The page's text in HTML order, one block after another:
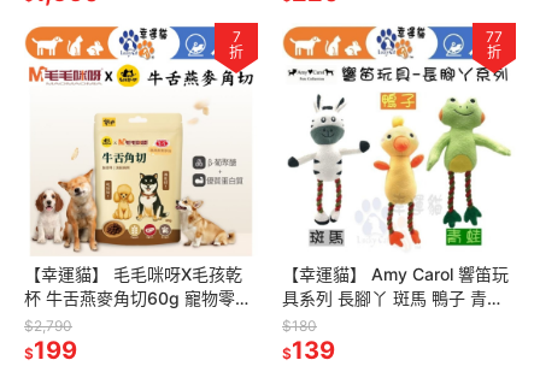
7
折
【幸運貓】 毛毛咪呀X毛孩乾
杯 牛舌燕麥角切60g 寵物零食
狗零食 狗零嘴
$2,790
$199
77
折
【幸運貓】 Amy Carol 響笛玩
具系列 長腳丫 斑馬 鴨子 青蛙
寵物玩具 狗狗玩具 犬玩具
$180
$139